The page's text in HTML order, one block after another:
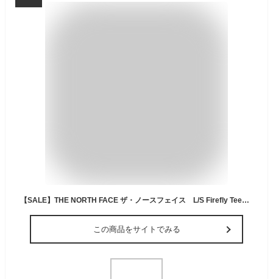
【SALE】THE NORTH FACE ザ・ノースフェイス L/S Firefly Tee ロングスリーブファイヤーフライティー（キッズ）NTJ32348【ロンT アウトドア キャンプ タウンユース 林間学校 野外学習 難燃 長袖】◆5
この商品をサイトでみる